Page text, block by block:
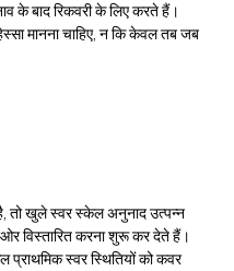
के बाद रिकवरी के लिए करते हैं।
मानना ​​चाहिए, न कि केवल तब जब
तो खुले स्वर स्केल अनुनाद उत्पन्न
विस्तारित करना शुरू कर देते हैं।
प्राथमिक स्वर स्थितियों को कवर